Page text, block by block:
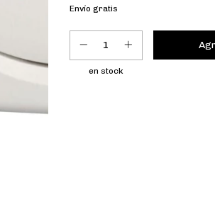
Envío gratis
en stock